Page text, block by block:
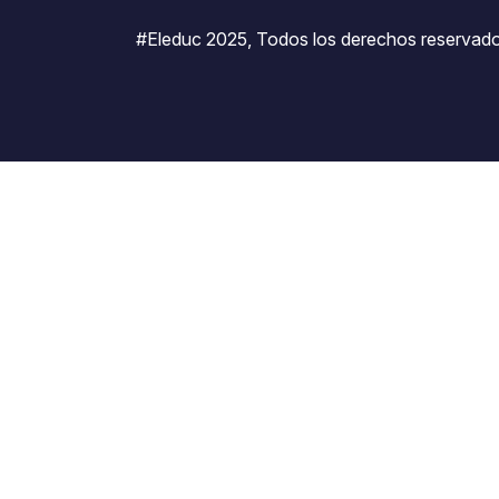
#Eleduc 2025, Todos los derechos